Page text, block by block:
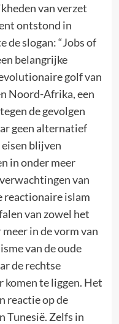
van verzet
ontstond in
de slogan: “Jobs of
belangrijke
golf van
Noord-Afrika, een
de gevolgen
geen alternatief
blijven
in onder meer
van
reactionaire islam
van zowel het
in de vorm van
van de oude
de rechtse
komen te liggen. Het
reactie op de
Tunesië. Zelfs in